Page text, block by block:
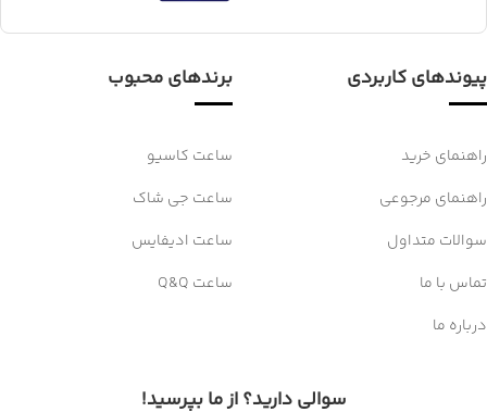
پیوندهای کاربردی
راهنمای خرید
راهنمای مرجوعی
سوالات متداول
تماس با ما
درباره ما
برندهای محبوب
ساعت کاسیو
ساعت جی شاک
ساعت ادیفایس
ساعت Q&Q
سوالی دارید؟ از ما بپرسید!